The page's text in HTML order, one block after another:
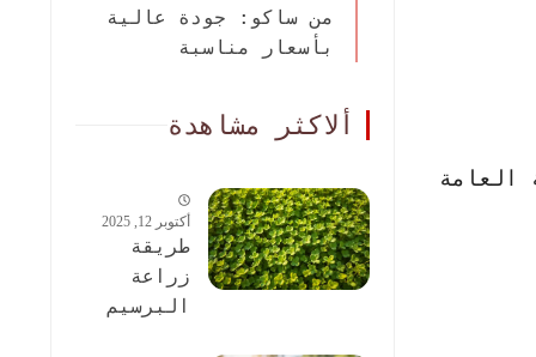
العامة
من ساكو: جودة عالية
بأسعار مناسبة
ألاكثر مشاهدة
أكتوبر 12, 2025
طريقة
زراعة
البرسيم